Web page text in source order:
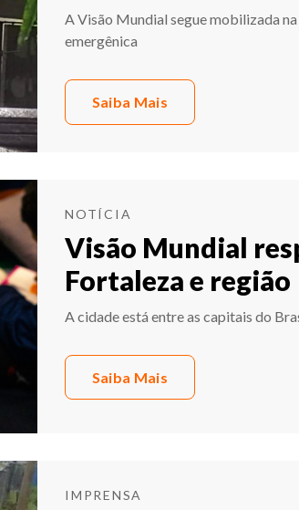
A Visão Mundial segue mobilizada
emergênica
Saiba Mais
NOTÍCIA
Visão Mundial
Fortaleza e região
A cidade está entre as capitais do
Saiba Mais
IMPRENSA